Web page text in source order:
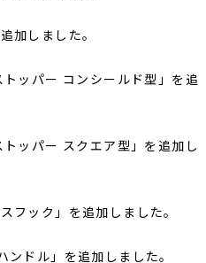
加しました。
ッパー コンシールド型」を追
ッパー スクエア型」を追加し
フック」を追加しました。
ドル」を追加しました。